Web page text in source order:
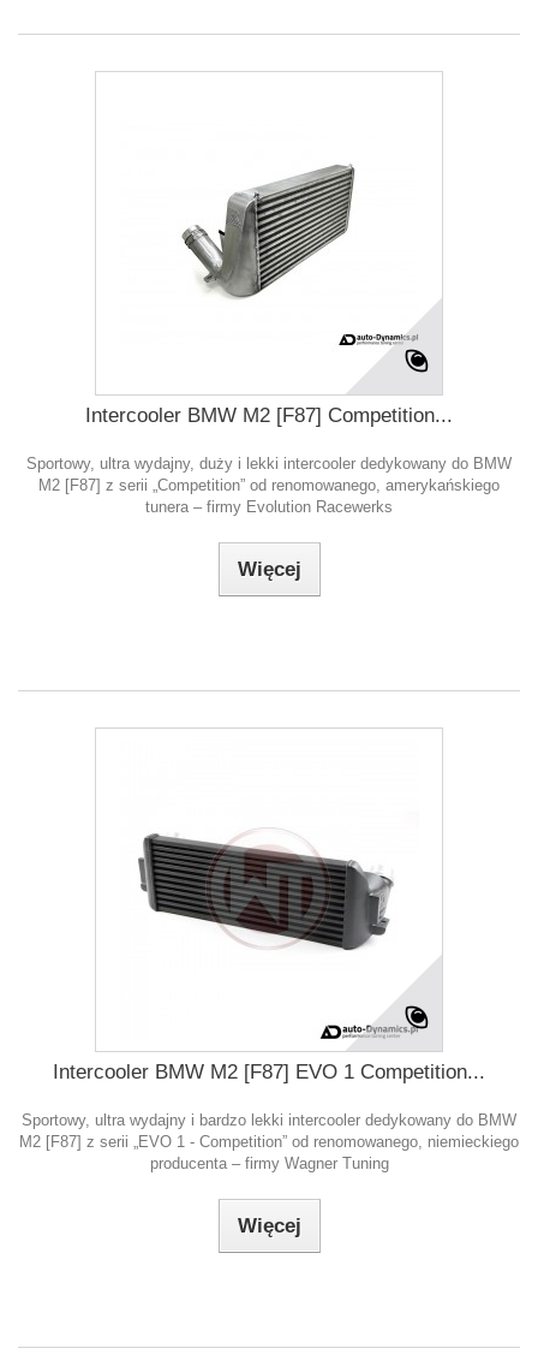
Intercooler BMW M2 [F87] Competition...
Sportowy, ultra wydajny, duży i lekki intercooler dedykowany do BMW
M2 [F87] z serii „Competition” od renomowanego, amerykańskiego
tunera – firmy Evolution Racewerks
Więcej
Intercooler BMW M2 [F87] EVO 1 Competition...
Sportowy, ultra wydajny i bardzo lekki intercooler dedykowany do BMW
M2 [F87] z serii „EVO 1 - Competition” od renomowanego, niemieckiego
producenta – firmy Wagner Tuning
Więcej